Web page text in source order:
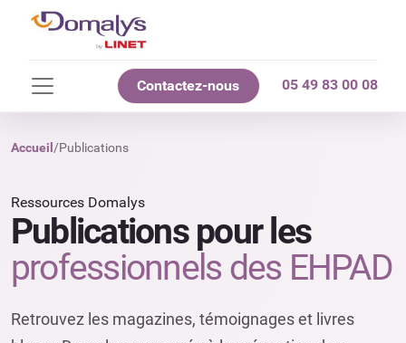
Contactez-nous 05 49 83 00 08
Accueil /Publications
Ressources Domalys
Publications pour les
professionnels des EHPAD
Retrouvez les magazines, témoignages et livres